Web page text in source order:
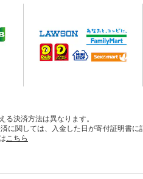
決済方法は異なります。
に関しては、入金した日が寄付証明書に
こちら